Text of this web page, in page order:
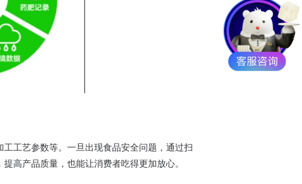
工艺参数等。一旦出现食品安全问题，通过扫
高产品质量，也能让消费者吃得更加放心。